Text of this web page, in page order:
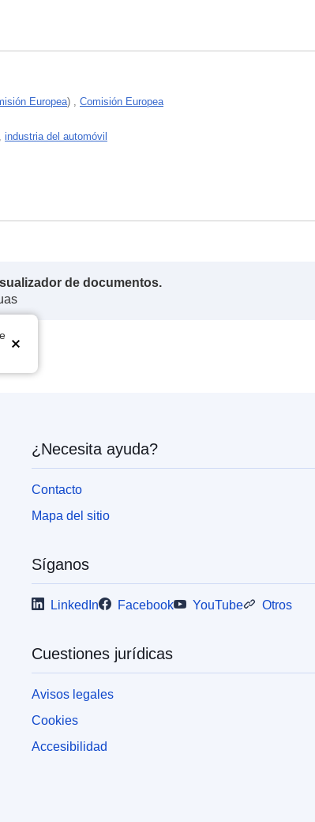
Europea) , Comisión Europea
, industria del automóvil
de documentos.
¿Necesita ayuda?
Contacto
Mapa del sitio
Síganos
LinkedIn Facebook YouTube Otros
Cuestiones jurídicas
Avisos legales
Cookies
Accesibilidad